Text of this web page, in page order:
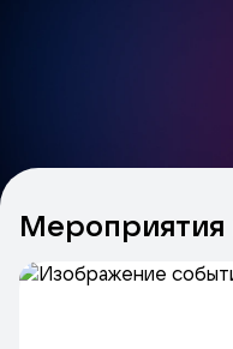
Мероприятия